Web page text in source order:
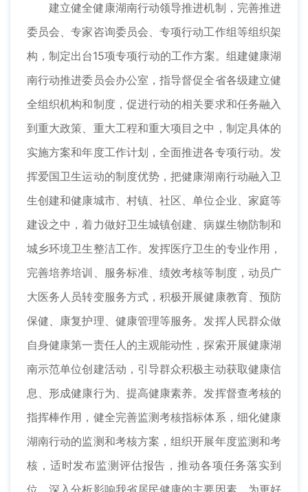
建立健全健康湖南行动领导推进机制，完善推进
委员会、专家咨询委员会、专项行动工作组等组织架
构，制定出台15项专项行动的工作方案。组建健康湖
南行动推进委员会办公室，指导督促全省各级建立健
全组织机构和制度，促进行动的相关要求和任务融入
到重大政策、重大工程和重大项目之中，制定具体的
实施方案和年度工作计划，全面推进各专项行动。发
挥爱国卫生运动的制度优势，把健康湖南行动融入卫
生创建和健康城市、村镇、社区、单位企业、家庭等
建设之中，着力做好卫生城镇创建、病媒生物防制和
城乡环境卫生整洁工作。发挥医疗卫生的专业作用，
完善培养培训、服务标准、绩效考核等制度，动员广
大医务人员转变服务方式，积极开展健康教育、预防
保健、康复护理、健康管理等服务。发挥人民群众做
自身健康第一责任人的主观能动性，探索开展健康湖
南示范单位创建活动，引导群众积极主动获取健康信
息、形成健康行为、提高健康素养。发挥督查考核的
指挥棒作用，健全完善监测考核指标体系，细化健康
湖南行动的监测和考核方案，组织开展年度监测和考
核，适时发布监测评估报告，推动各项任务落实到